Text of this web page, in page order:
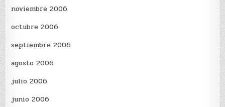
noviembre 2006
octubre 2006
septiembre 2006
agosto 2006
julio 2006
junio 2006